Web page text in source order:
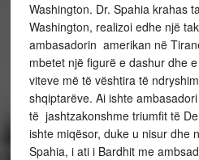
Washington. Dr. Spahia krahas
Washington, realizoi edhe një
ambasadorin amerikan në
mbetet një figurë e dashur dhe
viteve më të vështira të
shqiptarëve. Ai ishte
të jashtzakonshme triumfit të
ishte miqësor, duke u nisur dhe
Spahia, i ati i Bardhit me